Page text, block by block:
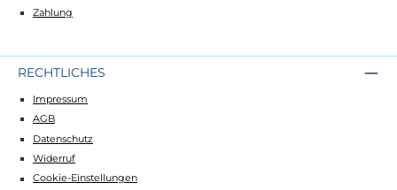
Zahlung
RECHTLICHES
Impressum
AGB
Datenschutz
Widerruf
Cookie-Einstellungen